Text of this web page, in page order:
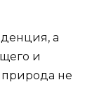
а
и
природа не